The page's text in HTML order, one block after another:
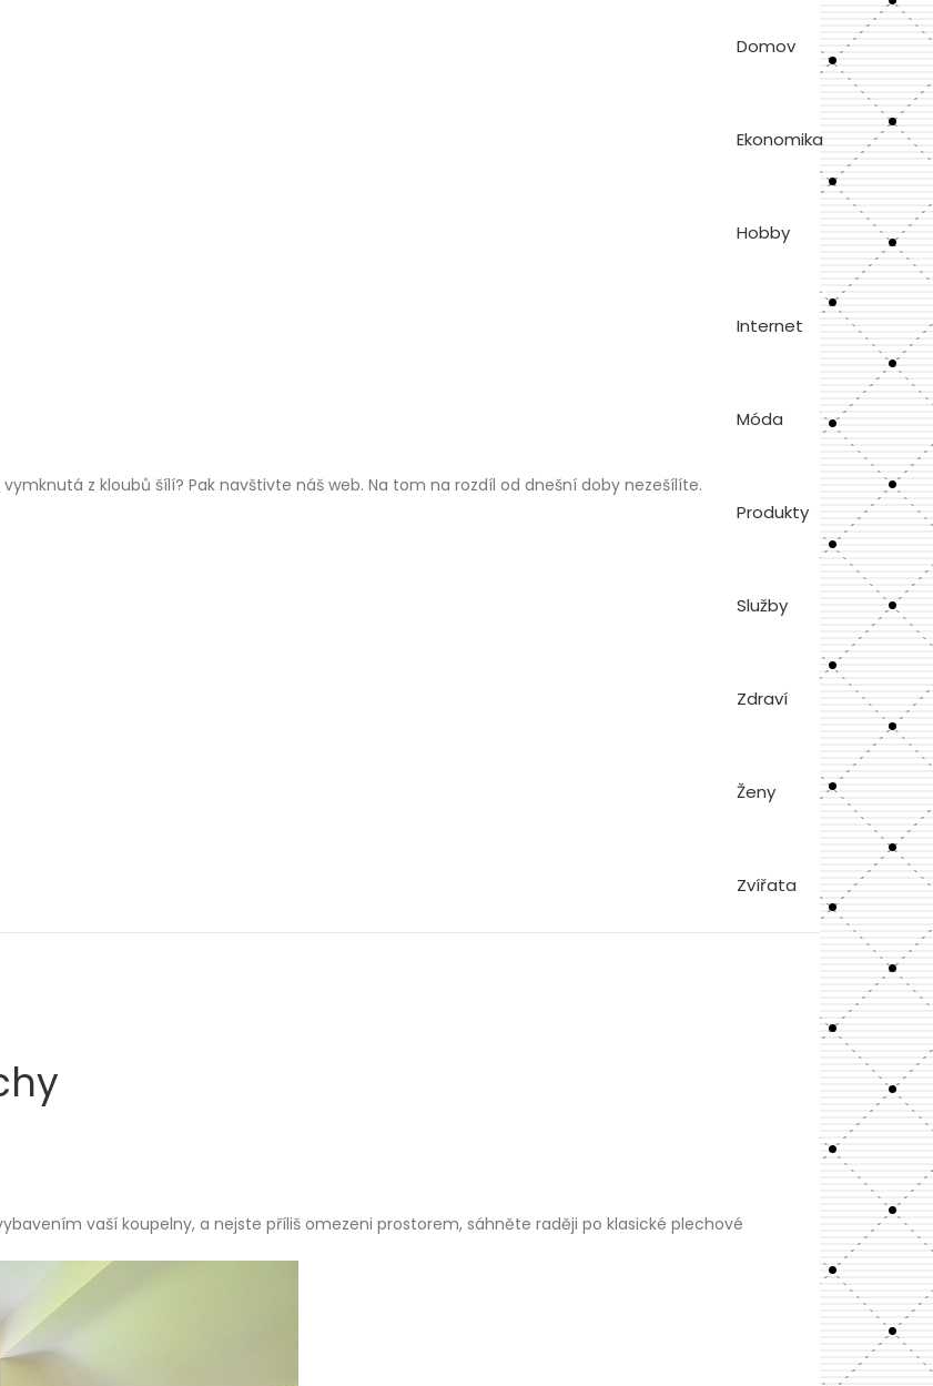
z kloubů šílí? Pak navštivte náš web. Na tom na rozdíl od dnešní doby nezešílíte.
Domov
Ekonomika
Hobby
Internet
Móda
Produkty
Služby
Zdraví
Ženy
Zvířata
vaší koupelny, a nejste příliš omezeni prostorem, sáhněte raději po klasické plechové